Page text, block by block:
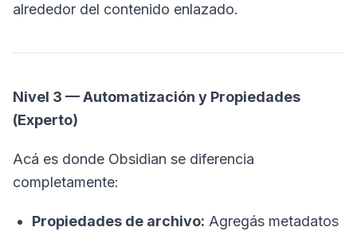
alrededor del contenido enlazado.
Nivel 3 — Automatización y Propiedades
(Experto)
Acá es donde Obsidian se diferencia
completamente:
Propiedades de archivo: Agregás metadatos